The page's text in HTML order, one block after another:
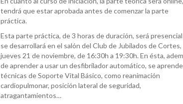
tendrá que estar aprobada antes de comenzar la parte
práctica.
Esta parte práctica, de 3 horas de duración, será
se desarrollará en el salón del Club de Jubilados de Cortes,
jueves 21 de noviembre, de 16:30h a 19:30h. En ésta,
de aprender a usar un desfibrilador automático, se
técnicas de Soporte Vital Básico, como reanimación
cardiopulmonar, posición lateral de seguridad,
atragantamientos…